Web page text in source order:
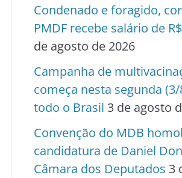
Condenado e foragido,
PMDF recebe salário de
de agosto de 2026
Campanha de
começa nesta segunda (3/
todo o Brasil 3 de agosto
Convenção do MDB
candidatura de Daniel
Câmara dos Deputados 3